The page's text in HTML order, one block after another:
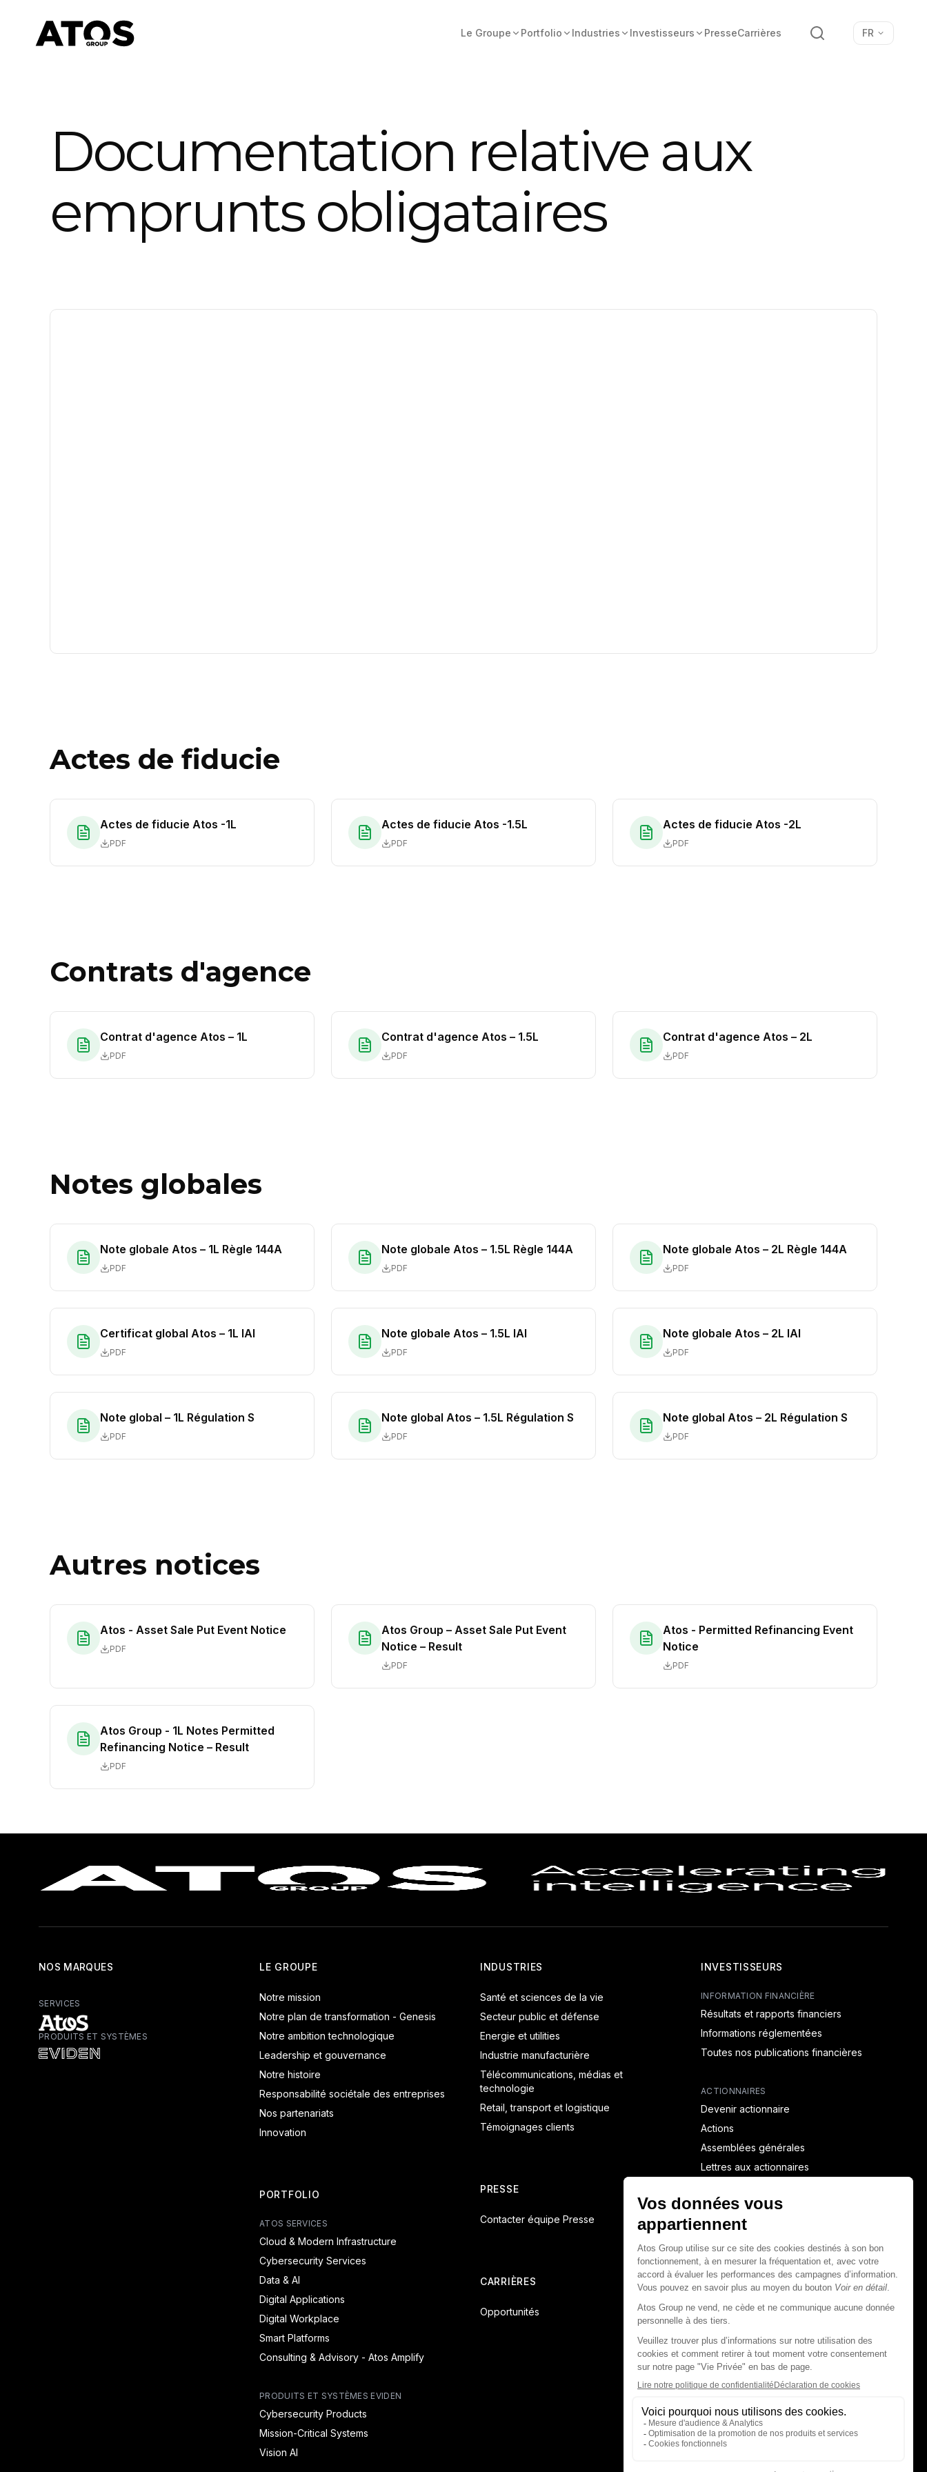
Le Groupe Portfolio Industries Investisseurs PresseCarrières Recherche
FR
Documentation relative aux
emprunts obligataires
Actes de fiducie
Actes de fiducie Atos -1L
PDF
Actes de fiducie Atos -1.5L
PDF
Actes de fiducie Atos -2L
PDF
Contrats d'agence
Contrat d'agence Atos – 1L
PDF
Contrat d'agence Atos – 1.5L
PDF
Contrat d'agence Atos – 2L
PDF
Notes globales
Note globale Atos – 1L Règle 144A
PDF
Note globale Atos – 1.5L Règle 144A
PDF
Note globale Atos – 2L Règle 144A
PDF
Certificat global Atos – 1L IAI
PDF
Note globale Atos – 1.5L IAI
PDF
Note globale Atos – 2L IAI
PDF
Note global – 1L Régulation S
PDF
Note global Atos – 1.5L Régulation S
PDF
Note global Atos – 2L Régulation S
PDF
Autres notices
Atos - Asset Sale Put Event Notice
PDF
Atos Group – Asset Sale Put Event
Notice – Result
PDF
Atos - Permitted Refinancing Event
Notice
PDF
Atos Group - 1L Notes Permitted
Refinancing Notice – Result
PDF
NOS MARQUES
SERVICES
Atos - Services
PRODUITS ET SYSTÈMES
LE GROUPE
Notre mission
Notre plan de transformation - Genesis
Notre ambition technologique
Leadership et gouvernance
Notre histoire
Responsabilité sociétale des entreprises
Nos partenariats
Innovation
PORTFOLIO
ATOS SERVICES
Cloud & Modern Infrastructure
Cybersecurity Services
Data & AI
Digital Applications
Digital Workplace
Smart Platforms
Consulting & Advisory - Atos Amplify
PRODUITS ET SYSTÈMES EVIDEN
Cybersecurity Products
Mission-Critical Systems
Vision AI
INDUSTRIES
Santé et sciences de la vie
Secteur public et défense
Energie et utilities
Industrie manufacturière
Télécommunications, médias et
technologie
Retail, transport et logistique
Témoignages clients
PRESSE
Contacter équipe Presse
CARRIÈRES
Opportunités
INVESTISSEURS
INFORMATION FINANCIÈRE
Résultats et rapports financiers
Informations réglementées
Toutes nos publications financières
ACTIONNAIRES
Devenir actionnaire
Actions
Assemblées générales
Lettres aux actionnaires
NEWSROOM FINANCIÈRE
Calendrier financier
Communiqués de presse financiers
CAPITAL & DETTE
Opérations financières
Couverture des analystes
Dette
créanciers